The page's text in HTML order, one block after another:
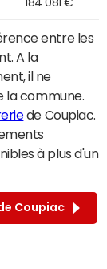
entre les
A la
il ne
la commune.
de Coupiac.
à plus d'un
Coupiac